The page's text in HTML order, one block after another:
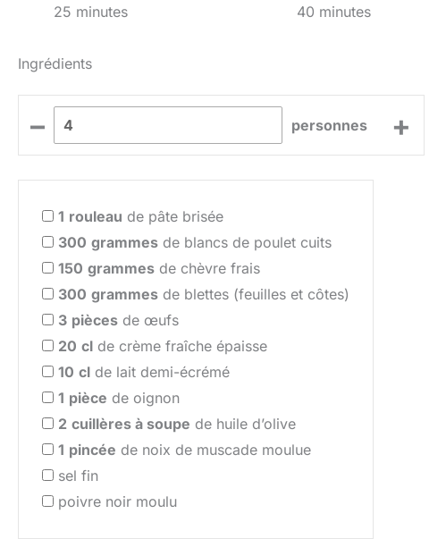
25 minutes 40 minutes
Ingrédients
– personnes +
1 rouleau de pâte brisée
300 grammes de blancs de poulet cuits
150 grammes de chèvre frais
300 grammes de blettes (feuilles et côtes)
3 pièces de œufs
20 cl de crème fraîche épaisse
10 cl de lait demi-écrémé
1 pièce de oignon
2 cuillères à soupe de huile d’olive
1 pincée de noix de muscade moulue
sel fin
poivre noir moulu